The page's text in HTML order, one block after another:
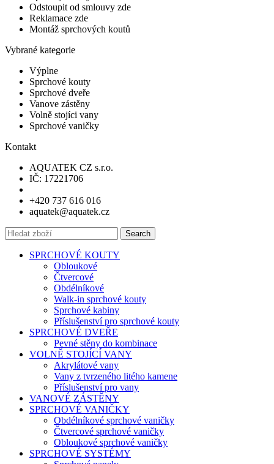
Odstoupit od smlouvy zde
Reklamace zde
Montáž sprchových koutů
Vybrané kategorie
Výplne
Sprchové kouty
Sprchové dveře
Vanove zástěny
Volně stojíci vany
Sprchové vaničky
Kontakt
AQUATEK CZ s.r.o.
IČ: 17221706
+420 737 616 016
aquatek@aquatek.cz
Search
SPRCHOVÉ KOUTY
Obloukové
Čtvercové
Obdélníkové
Walk-in sprchové kouty
Sprchové kabiny
Příslušenství pro sprchové kouty
SPRCHOVÉ DVEŘE
Pevné stěny do kombinace
VOLNĚ STOJÍCÍ VANY
Akrylátové vany
Vany z tvrzeného litého kamene
Příslušenství pro vany
VANOVÉ ZÁSTĚNY
SPRCHOVÉ VANIČKY
Obdélníkové sprchové vaničky
Čtvercové sprchové vaničky
Obloukové sprchové vaničky
SPRCHOVÉ SYSTÉMY